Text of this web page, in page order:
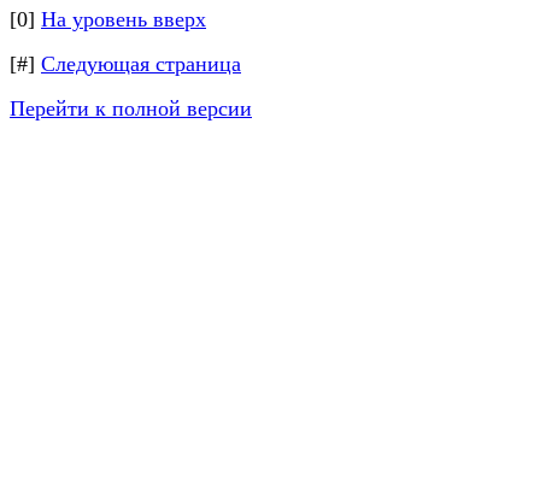
[0] На уровень вверх
[#] Следующая страница
Перейти к полной версии